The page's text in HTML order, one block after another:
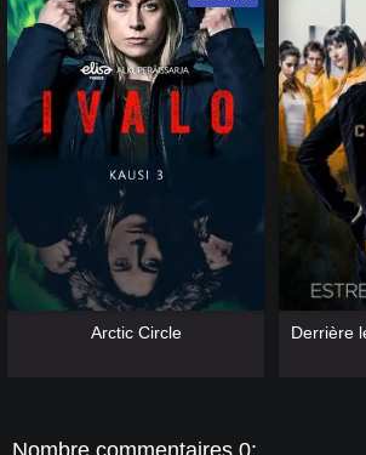
Arctic Circle
Nombre commentaires 0: